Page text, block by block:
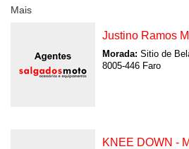
Mais
Justino Ramos
Morada: Sitio de
8005-446 Faro
KNEE DOWN -